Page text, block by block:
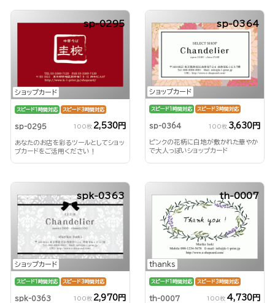
ショップカード
sp-0295
スピード1時間対応 スピード3時間対応
sp-0295 100枚 2,530円
あなたのお店を彩るツールとしてショッ
プカードをご活用ください！
ショップカード
sp-0364
スピード1時間対応 スピード3時間対応
sp-0364 100枚 3,630円
ピンクの花柄に白地が敷かれた華やか
で大人っぽいショップカード
ショップカード
spk-0363
スピード1時間対応 スピード3時間対応
spk-0363 100枚 2,970円
thanks
th-0007
スピード1時間対応 スピード3時間対応
th-0007 100枚 4,730円